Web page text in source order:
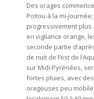
Des orages
Poitou à la mi-
progressivement plus
en vigilance orange,
seconde partie
de nuit de l’est de
sur Midi-Pyrénées,
fortes pluies, avec
orageuses peu